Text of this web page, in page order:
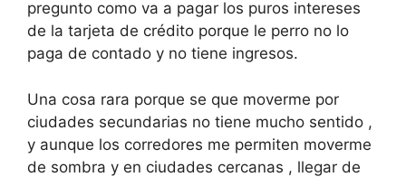
pregunto como va a pagar los puros intereses
de la tarjeta de crédito porque le perro no lo
paga de contado y no tiene ingresos.
Una cosa rara porque se que moverme por
ciudades secundarias no tiene mucho sentido ,
y aunque los corredores me permiten moverme
de sombra y en ciudades cercanas , llegar de